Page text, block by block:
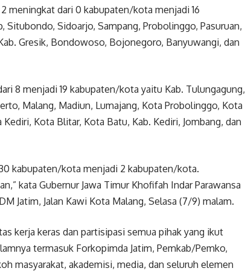
meningkat dari 0 kabupaten/kota menjadi 16
Sidoarjo, Sampang, Probolinggo, Pasuruan,
Gresik, Bondowoso, Bojonegoro, Banyuwangi, dan
8 menjadi 19 kabupaten/kota yaitu Kab. Tulungagung,
Malang, Madiun, Lumajang, Kota Probolinggo, Kota
Kota Blitar, Kota Batu, Kab. Kediri, Jombang, dan
kabupaten/kota menjadi 2 kabupaten/kota.
kata Gubernur Jawa Timur Khofifah Indar Parawansa
Jatim, Jalan Kawi Kota Malang, Selasa (7/9) malam.
kerja keras dan partisipasi semua pihak yang ikut
termasuk Forkopimda Jatim, Pemkab/Pemko,
masyarakat, akademisi, media, dan seluruh elemen